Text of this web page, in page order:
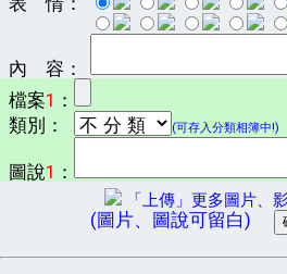
內 容：
檔案1 ：
類別：
(可存入分類相簿中!)
圖說1 ：
「上傳」更多圖片、
(圖片、圖說可留白)